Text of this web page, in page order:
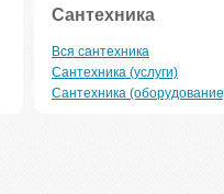
Сантехника
Вся сантехника
Сантехника (услуги)
Сантехника